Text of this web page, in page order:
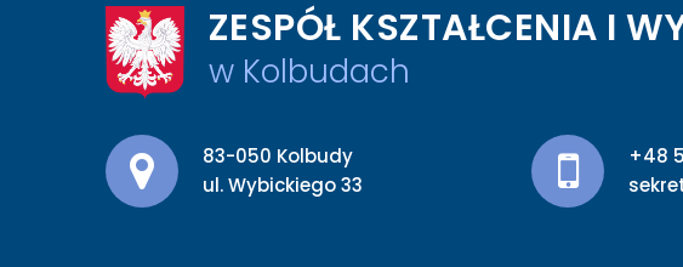
ZESPÓŁ KSZTAŁCENIA I
w Kolbudach
Adres pocztowy:
83-050 Kolbudy
ul. Wybickiego 33
+48